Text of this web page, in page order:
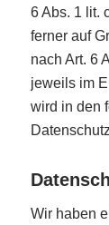
6 Abs. 1 lit.
ferner auf
nach Art. 6
jeweils im
wird in den
Wir haben